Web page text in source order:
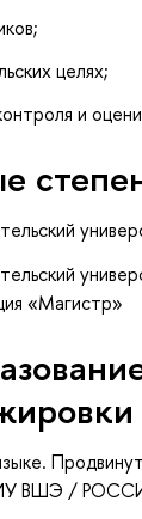
целях;
и
«Магистр»
НИУ ВШЭ /